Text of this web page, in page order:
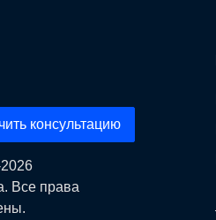
консультацию
Все права